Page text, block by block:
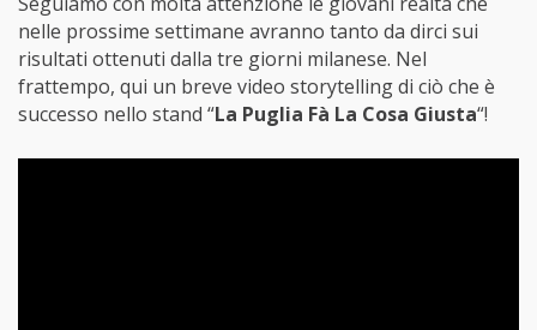
nelle prossime settimane avranno tanto da dirci sui
risultati ottenuti dalla tre giorni milanese. Nel
frattempo, qui un breve video storytelling di ciò che è
successo nello stand “La Puglia Fà La Cosa Giusta“!